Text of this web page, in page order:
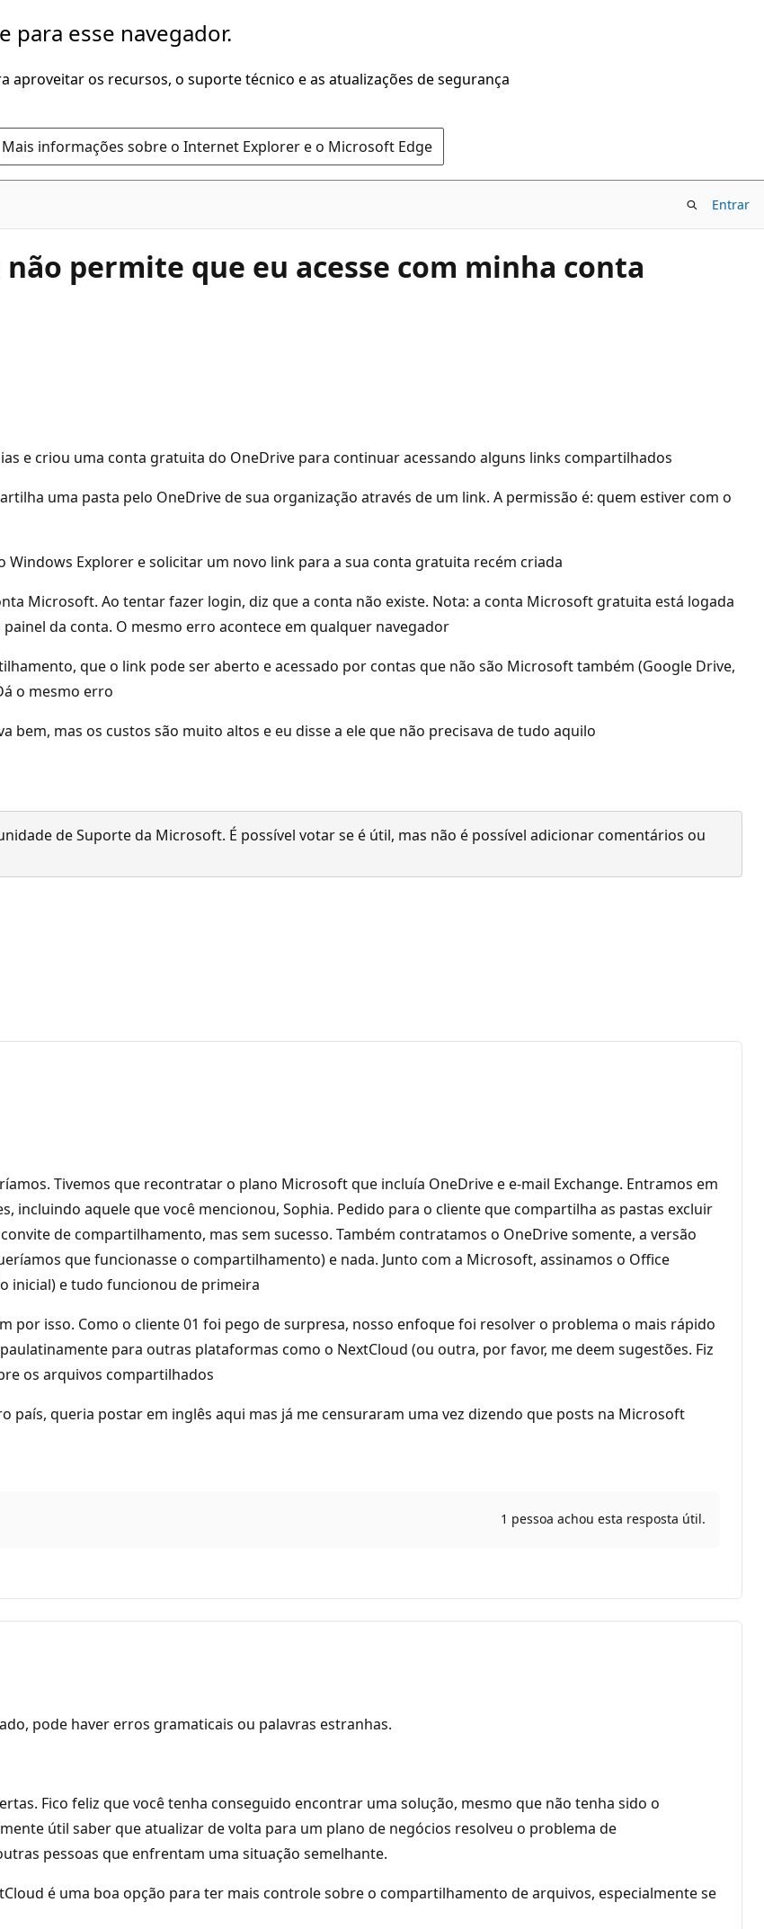
para esse navegador.
aproveitar os recursos, o suporte técnico e as atualizações de segurança
Mais informações sobre o Internet Explorer e o Microsoft Edge
Entrar
permite que eu acesse com minha conta
e criou uma conta gratuita do OneDrive para continuar acessando alguns links compartilhados
uma pasta pelo OneDrive de sua organização através de um link. A permissão é: quem estiver com o
Explorer e solicitar um novo link para a sua conta gratuita recém criada
Microsoft. Ao tentar fazer login, diz que a conta não existe. Nota: a conta Microsoft gratuita está logada
da conta. O mesmo erro acontece em qualquer navegador
que o link pode ser aberto e acessado por contas que não são Microsoft também (Google Drive,
o mesmo erro
mas os custos são muito altos e eu disse a ele que não precisava de tudo aquilo
de Suporte da Microsoft. É possível votar se é útil, mas não é possível adicionar comentários ou
Tivemos que recontratar o plano Microsoft que incluía OneDrive e e-mail Exchange. Entramos em
incluindo aquele que você mencionou, Sophia. Pedido para o cliente que compartilha as pastas excluir
de compartilhamento, mas sem sucesso. Também contratamos o OneDrive somente, a versão
que funcionasse o compartilhamento) e nada. Junto com a Microsoft, assinamos o Office
inicial) e tudo funcionou de primeira
por isso. Como o cliente 01 foi pego de surpresa, nosso enfoque foi resolver o problema o mais rápido
para outras plataformas como o NextCloud (ou outra, por favor, me deem sugestões. Fiz
os arquivos compartilhados
país, queria postar em inglês aqui mas já me censuraram uma vez dizendo que posts na Microsoft
1 pessoa achou esta resposta útil.
pode haver erros gramaticais ou palavras estranhas.
Fico feliz que você tenha conseguido encontrar uma solução, mesmo que não tenha sido o
útil saber que atualizar de volta para um plano de negócios resolveu o problema de
pessoas que enfrentam uma situação semelhante.
é uma boa opção para ter mais controle sobre o compartilhamento de arquivos, especialmente se